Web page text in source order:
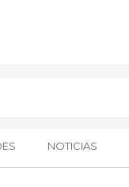
NOTICIAS